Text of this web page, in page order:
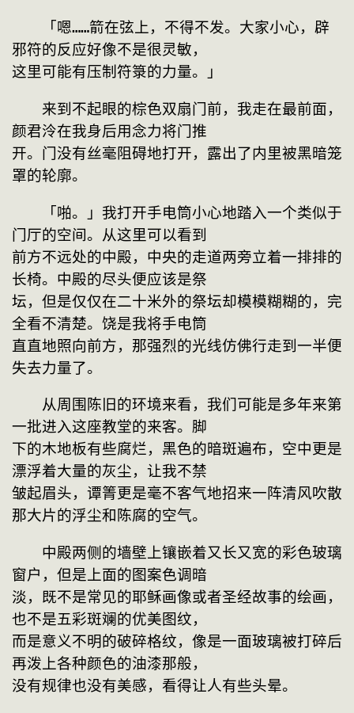
「嗯……箭在弦上，不得不发。大家小心，辟
邪符的反应好像不是很灵敏，
这里可能有压制符箓的力量。」
来到不起眼的棕色双扇门前，我走在最前面，
颜君泠在我身后用念力将门推
开。门没有丝毫阻碍地打开，露出了内里被黑暗笼
罩的轮廓。
「啪。」我打开手电筒小心地踏入一个类似于
门厅的空间。从这里可以看到
前方不远处的中殿，中央的走道两旁立着一排排的
长椅。中殿的尽头便应该是祭
坛，但是仅仅在二十米外的祭坛却模模糊糊的，完
全看不清楚。饶是我将手电筒
直直地照向前方，那强烈的光线仿佛行走到一半便
失去力量了。
从周围陈旧的环境来看，我们可能是多年来第
一批进入这座教堂的来客。脚
下的木地板有些腐烂，黑色的暗斑遍布，空中更是
漂浮着大量的灰尘，让我不禁
皱起眉头，谭箐更是毫不客气地招来一阵清风吹散
那大片的浮尘和陈腐的空气。
中殿两侧的墙壁上镶嵌着又长又宽的彩色玻璃
窗户，但是上面的图案色调暗
淡，既不是常见的耶稣画像或者圣经故事的绘画，
也不是五彩斑斓的优美图纹，
而是意义不明的破碎格纹，像是一面玻璃被打碎后
再泼上各种颜色的油漆那般，
没有规律也没有美感，看得让人有些头晕。